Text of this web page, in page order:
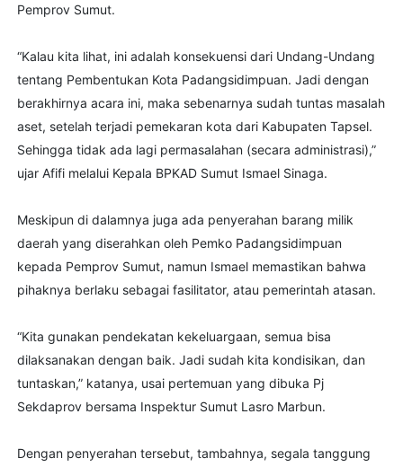
Pemprov Sumut.
“Kalau kita lihat, ini adalah konsekuensi dari Undang-Undang
tentang Pembentukan Kota Padangsidimpuan. Jadi dengan
berakhirnya acara ini, maka sebenarnya sudah tuntas masalah
aset, setelah terjadi pemekaran kota dari Kabupaten Tapsel.
Sehingga tidak ada lagi permasalahan (secara administrasi),”
ujar Afifi melalui Kepala BPKAD Sumut Ismael Sinaga.
Meskipun di dalamnya juga ada penyerahan barang milik
daerah yang diserahkan oleh Pemko Padangsidimpuan
kepada Pemprov Sumut, namun Ismael memastikan bahwa
pihaknya berlaku sebagai fasilitator, atau pemerintah atasan.
“Kita gunakan pendekatan kekeluargaan, semua bisa
dilaksanakan dengan baik. Jadi sudah kita kondisikan, dan
tuntaskan,” katanya, usai pertemuan yang dibuka Pj
Sekdaprov bersama Inspektur Sumut Lasro Marbun.
Dengan penyerahan tersebut, tambahnya, segala tanggung